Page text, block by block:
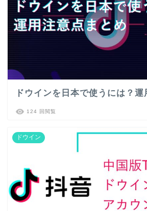
ドウインを日本で使うには？
124 回閲覧
ドウイン